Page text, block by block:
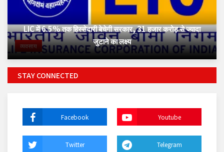
व्यवसाय
LIC में 6.5% तक हिस्सेदारी बेचेगी सरकार, 31 हजार करोड़ से ज्यादा
जुटाने का लक्ष्य
STAY CONNECTED
Facebook Youtube
Twitter Telegram